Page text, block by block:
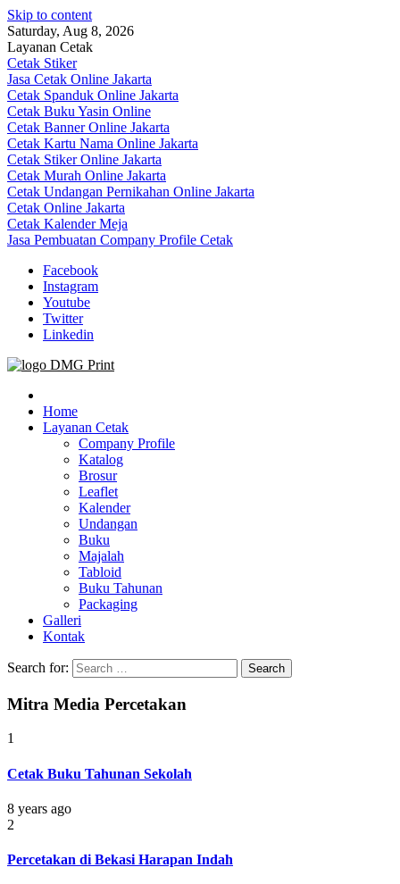
Skip to content
Saturday, Aug 8, 2026
Layanan Cetak
Cetak Stiker
Jasa Cetak Online Jakarta
Cetak Spanduk Online Jakarta
Cetak Buku Yasin Online
Cetak Banner Online Jakarta
Cetak Kartu Nama Online Jakarta
Cetak Stiker Online Jakarta
Cetak Murah Online Jakarta
Cetak Undangan Pernikahan Online Jakarta
Cetak Online Jakarta
Cetak Kalender Meja
Jasa Pembuatan Company Profile Cetak
Facebook
Instagram
Youtube
Twitter
Linkedin
Jasa Cetak Online DMG Printing
Home
Layanan Cetak
Company Profile
Katalog
Brosur
Leaflet
Kalender
Undangan
Buku
Majalah
Tabloid
Buku Tahunan
Packaging
Galleri
Kontak
Search for:
Mitra Media Percetakan
1
Cetak Buku Tahunan Sekolah
8 years ago
2
Percetakan di Bekasi Harapan Indah